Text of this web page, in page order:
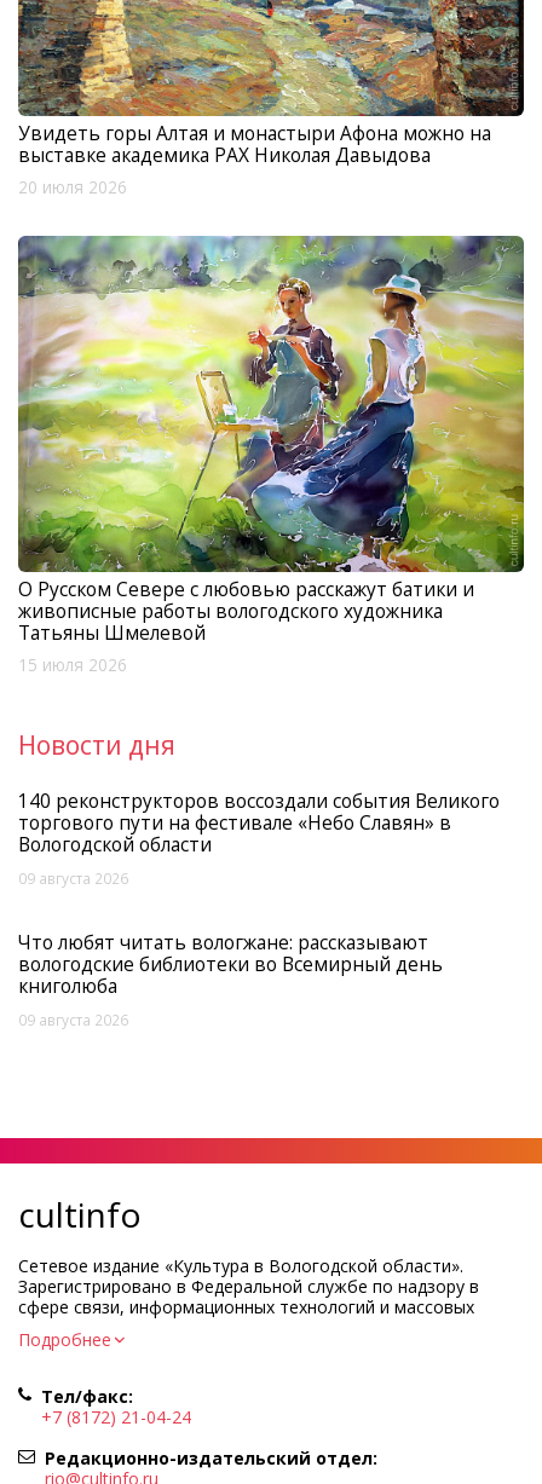
Увидеть горы Алтая и монастыри Афона можно на
выставке академика РАХ Николая Давыдова
20 июля 2026
О Русском Севере с любовью расскажут батики и
живописные работы вологодского художника
Татьяны Шмелевой
15 июля 2026
Новости дня
140 реконструкторов воссоздали события Великого
торгового пути на фестивале «Небо Славян» в
Вологодской области
09 августа 2026
Что любят читать вологжане: рассказывают
вологодские библиотеки во Всемирный день
книголюба
09 августа 2026
cultinfo
Сетевое издание «Культура в Вологодской области».
Зарегистрировано в Федеральной службе по надзору в
сфере связи, информационных технологий и массовых
коммуникаций.
Регистрационный номер и дата принятия решения о
Учредитель КУ ВО «Информационно-аналитический центр
культуры»
Адрес учредителя и редакции: 160000, Вологодская обл., г.
Вологда, ул. Марии Ульяновой, д.10
Подробнее
Тел/факс:
+7 (8172) 21-04-24
Редакционно-издательский отдел:
rio@cultinfo.ru